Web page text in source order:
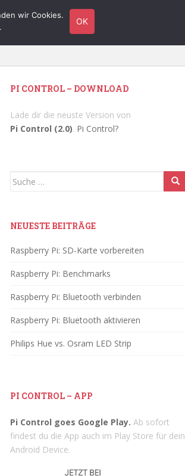
TUTORIALS HARDWARE
PI CONTROL – DOWNLOAD
Lade dir die neuste Version von
Pi Control (2.0). Pi Control?
Suche
NEUESTE BEITRÄGE
Raspberry Pi: SD-Karte vorbereiten
Raspberry Pi: Benchmarks
Raspberry Pi: Bluetooth verbinden
Raspberry Pi: Bluetooth aktivieren
Philips Hue vs. Osram LED Strip
PI CONTROL – APP
Pi Control goes Google Play. Ab sofort
findest du die App auch im Play Store für dein
Android Device.
wir Cookies.
OK